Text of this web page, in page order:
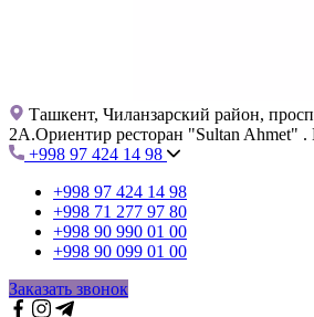
Ташкент, Чиланзарский район,
2А.Ориентир ресторан "Sultan Ahmet" .
+998 97 424 14 98
+998 97 424 14 98
+998 71 277 97 80
+998 90 990 01 00
+998 90 099 01 00
Заказать звонок